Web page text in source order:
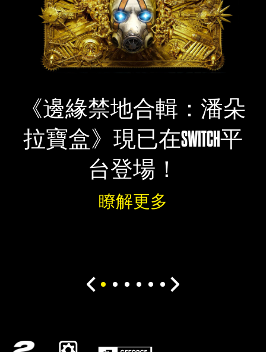
《邊緣禁地合輯：潘朵
拉寶盒》現已在SWITCH平
台登場！
瞭解更多